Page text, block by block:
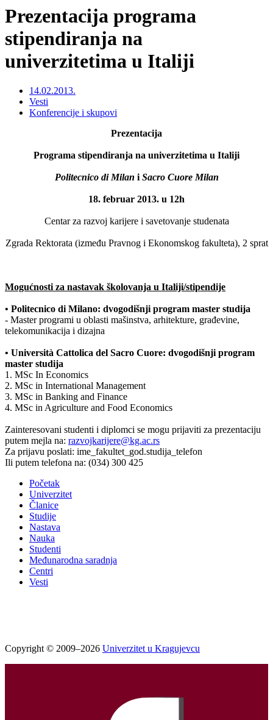
Prezentacija programa
stipendiranja na
univerzitetima u Italiji
14.02.2013.
Vesti
Konferencije i skupovi
Prezentacija
Programa stipendiranja na univerzitetima u Italiji
Politecnico di Milan i Sacro Cuore Milan
18. februar 2013. u 12h
Centar za razvoj karijere i savetovanje studenata
Zgrada Rektorata (između Pravnog i Ekonomskog fakulteta), 2 sprat
Mogućnosti za nastavak školovanja u Italiji/stipendije
• Politecnico di Milano: dvogodišnji program master studija
- Master programi u oblasti mašinstva, arhitekture, građevine,
telekomunikacija i dizajna
• Università Cattolica del Sacro Cuore: dvogodišnji program
master studija
1. MSc In Economics
2. MSc in International Management
3. MSc in Banking and Finance
4. MSc in Agriculture and Food Economics
Zainteresovani studenti i diplomci se mogu prijaviti za prezentaciju
putem mejla na: razvojkarijere@kg.ac.rs
Za prijavu poslati: ime_fakultet_god.studija_telefon
Ili putem telefona na: (034) 300 425
Početak
Univerzitet
Članice
Studije
Nastava
Nauka
Studenti
Međunarodna saradnja
Centri
Vesti
Copyright © 2009–2026 Univerzitet u Kragujevcu